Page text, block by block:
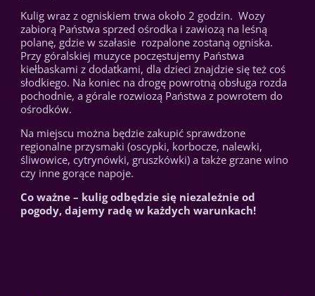
Kulig wraz z ogniskiem trwa około 2 godzin. Wozy
zabiorą Państwa sprzed ośrodka i zawiozą na leśną
polanę, gdzie w szałasie rozpalone zostaną ogniska.
Przy góralskiej muzyce poczęstujemy Państwa
kiełbaskami z dodatkami, dla dzieci znajdzie się też coś
słodkiego. Na koniec na drogę powrotną obsługa rozda
pochodnie, a górale rozwiozą Państwa z powrotem do
ośrodków.
Na miejscu można będzie zakupić sprawdzone
regionalne przysmaki (oscypki, korbocze, nalewki,
śliwowice, cytrynówki, gruszkówki) a także grzane wino
czy inne gorące napoje.
Co ważne – kulig odbędzie się niezależnie od
pogody, dajemy radę w każdych warunkach!